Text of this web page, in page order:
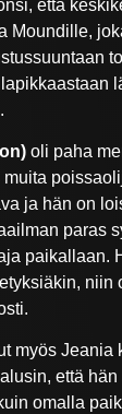
että
Moundille,
oli paha
ja hän on
paras
paikallaan.
niin
myös Jeania
että
omalla